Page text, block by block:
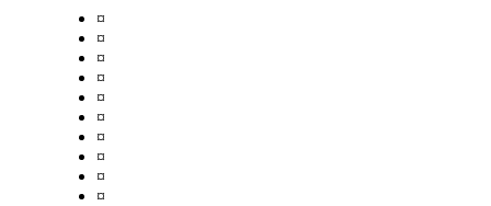
¤
¤
¤
¤
¤
¤
¤
¤
¤
¤